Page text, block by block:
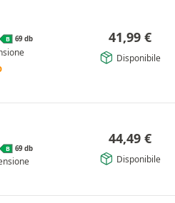
B 69 db 41,99 €
Disponibile
B 69 db
44,49 €
Disponibile